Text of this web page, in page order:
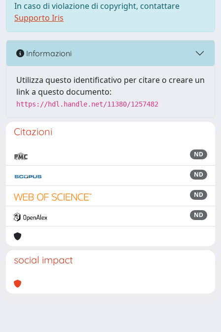
In caso di violazione di copyright, contattare
Supporto Iris
Informazioni
Utilizza questo identificativo per citare o creare un
link a questo documento:
https://hdl.handle.net/11380/1257482
Citazioni
ND
ND
ND
ND
social impact